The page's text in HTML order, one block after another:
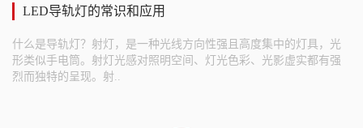
LED导轨灯的常识和应用
什么是导轨灯？射灯，是一种光线方向性强且高度集中的灯具，光
形类似手电筒。射灯光感对照明空间、灯光色彩、光影虚实都有强
烈而独特的呈现。射..